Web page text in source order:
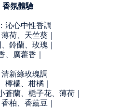
香氛體驗
沁心中性香調
荷、天竺葵｜
鈴蘭、玫瑰｜
、廣藿香 ｜
新綠玫瑰調
檸檬、柑橘｜
蒼蘭、梔子花、薄荷｜
柏、香薰豆 ｜